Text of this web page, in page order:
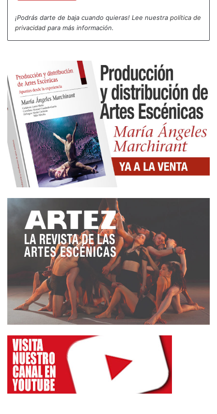
¡Podrás darte de baja cuando quieras! Lee nuestra política de
privacidad para más información.